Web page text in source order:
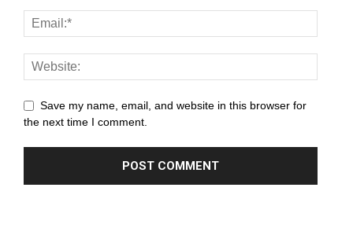
Save my name, email, and website in this browser for
the next time I comment.